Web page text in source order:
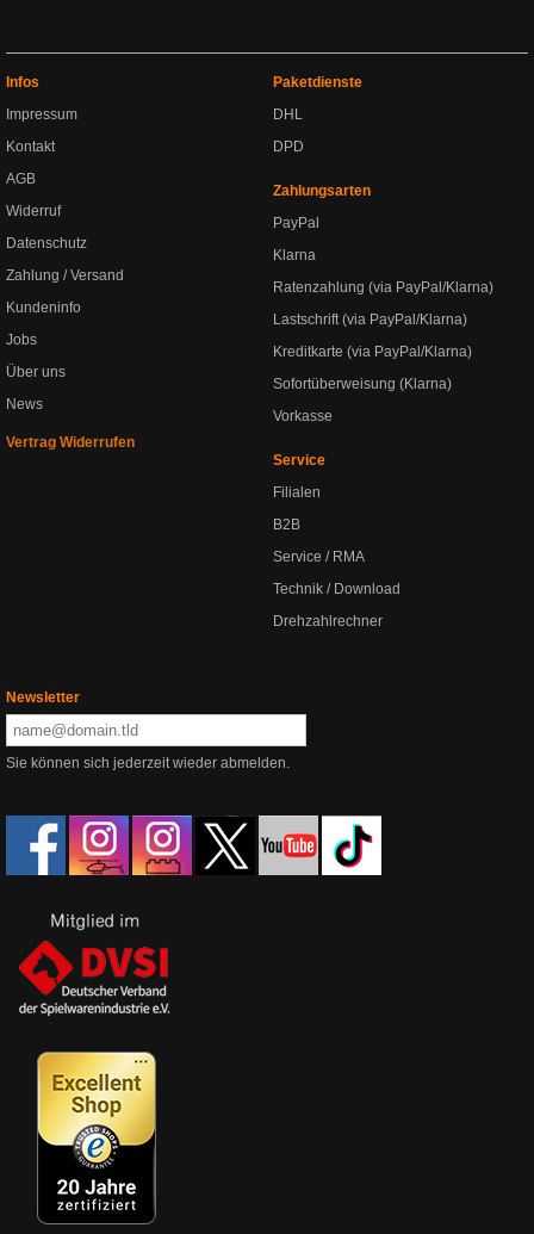
Infos
Impressum
Kontakt
AGB
Widerruf
Datenschutz
Zahlung / Versand
Kundeninfo
Jobs
Über uns
News
Vertrag Widerrufen
Paketdienste
DHL
DPD
Zahlungsarten
PayPal
Klarna
Ratenzahlung (via PayPal/Klarna)
Lastschrift (via PayPal/Klarna)
Kreditkarte (via PayPal/Klarna)
Sofortüberweisung (Klarna)
Vorkasse
Service
Filialen
B2B
Service / RMA
Technik / Download
Drehzahlrechner
Newsletter
Sie können sich jederzeit wieder abmelden.